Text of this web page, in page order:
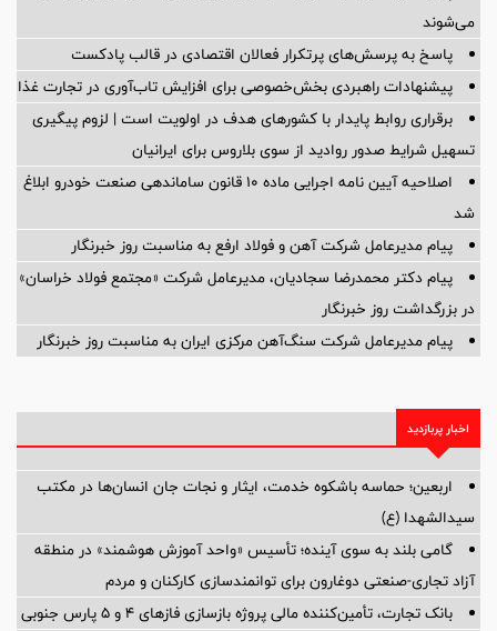
می‌شوند
پاسخ به پرسش‌های پرتکرار فعالان اقتصادی در قالب پادکست
پیشنهادات راهبردی بخش‌خصوصی برای افزایش تاب‌آوری در تجارت غذا
برقراری روابط پایدار با کشورهای هدف در اولویت است | لزوم پیگیری
تسهیل شرایط صدور روادید از سوی بلاروس برای ایرانیان
اصلاحیه آیین نامه اجرایی ماده ۱۰ قانون ساماندهی صنعت خودرو ابلاغ
شد
پیام مدیرعامل شرکت آهن و فولاد ارفع به مناسبت روز خبرنگار
پیام دکتر محمدرضا سجادیان، مدیرعامل شرکت «مجتمع فولاد خراسان»
در بزرگداشت روز خبرنگار
پیام مدیرعامل شرکت سنگ‌آهن مرکزی ایران به مناسبت روز خبرنگار
اخبار پربازدید
اربعین؛ حماسه باشکوه خدمت، ایثار و نجات جان انسان‌ها در مکتب
سیدالشهدا (ع)
گامی بلند به سوی آینده؛ تأسیس «واحد آموزش هوشمند» در منطقه
آزاد تجاری-صنعتی دوغارون برای توانمندسازی کارکنان و مردم
بانک تجارت، تأمین‌کننده مالی پروژه بازسازی فازهای ۴ و ۵ پارس جنوبی